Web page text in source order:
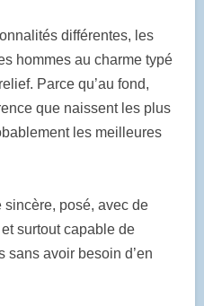
différentes, les
hommes au charme typé
Parce qu’au fond,
que naissent les plus
les meilleures
sincère, posé, avec de
et surtout capable de
sans avoir besoin d’en